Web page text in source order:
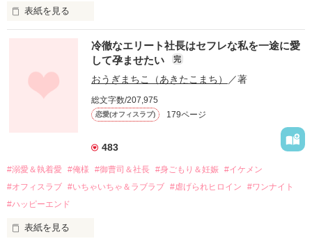
表紙を見る
幼なじみの哲平に淡い恋心を抱いていた美桜。
しかし、ある出来事をきっかけに二人の関係は壊れてしまう。
関係修復もできないまま、美桜は両親の離婚によって
引っ越すことになり、哲平とも離れ離れになった。
それから約十二年後。
過去の傷から、二度と会いたくないと思っていた哲平に
運命のような再会を果たす。
酔った勢いで一夜を共にしてしまった。
さらに、美桜が初めてだと知った哲平は
冷徹なエリート社長はセフレな私を一途に愛
して孕ませたい
完
おうぎまちこ（あきたこまち） ／著
総文字数/207,975
恋愛(オフィスラブ) 179ページ
483
#溺愛＆執着愛 #俺様 #御曹司＆社長 #身ごもり＆妊娠 #イケメン
#オフィスラブ #いちゃいちゃ＆ラブラブ #虐げられヒロイン
#ワンナイト
#ハッピーエンド
表紙を見る